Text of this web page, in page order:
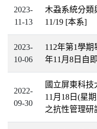
2023-
11-13
木蝨系統分類
11/19 [本系]
2023-
10-06
112年第1學
年11月8日自
2022-
09-30
國立屏東科技
11月18日(星
之抗性管理研